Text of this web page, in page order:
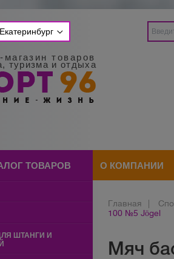
Екатеринбург
магазин товаров
туризма и отдыха
ТОВАРОВ О КОМПАНИИ
ШТАНГИ И
Главная
100 №5 Jögel
Мяч